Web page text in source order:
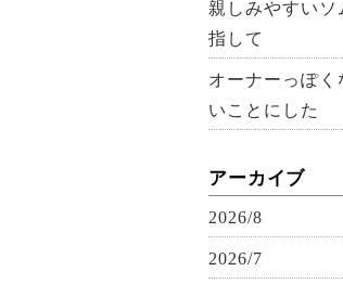
親しみやすいソ
指して
オーナーっぽく
いことにした
アーカイブ
2026/8
2026/7